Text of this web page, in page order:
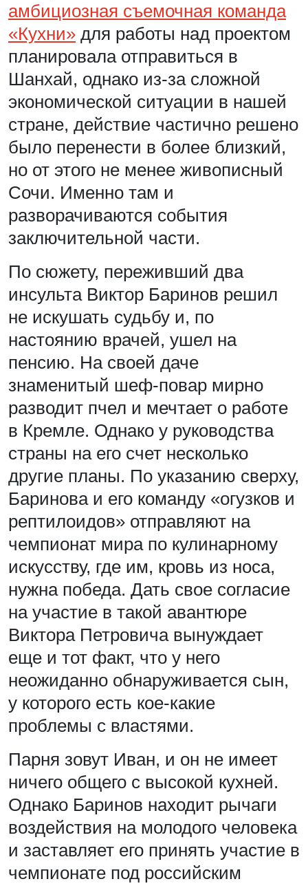
амбициозная съемочная команда
«Кухни» для работы над проектом
планировала отправиться в
Шанхай, однако из-за сложной
экономической ситуации в нашей
стране, действие частично решено
было перенести в более близкий,
но от этого не менее живописный
Сочи. Именно там и
разворачиваются события
заключительной части.
По сюжету, переживший два
инсульта Виктор Баринов решил
не искушать судьбу и, по
настоянию врачей, ушел на
пенсию. На своей даче
знаменитый шеф-повар мирно
разводит пчел и мечтает о работе
в Кремле. Однако у руководства
страны на его счет несколько
другие планы. По указанию сверху,
Баринова и его команду «огузков и
рептилоидов» отправляют на
чемпионат мира по кулинарному
искусству, где им, кровь из носа,
нужна победа. Дать свое согласие
на участие в такой авантюре
Виктора Петровича вынуждает
еще и тот факт, что у него
неожиданно обнаруживается сын,
у которого есть кое-какие
проблемы с властями.
Парня зовут Иван, и он не имеет
ничего общего с высокой кухней.
Однако Баринов находит рычаги
воздействия на молодого человека
и заставляет его принять участие в
чемпионате под российским